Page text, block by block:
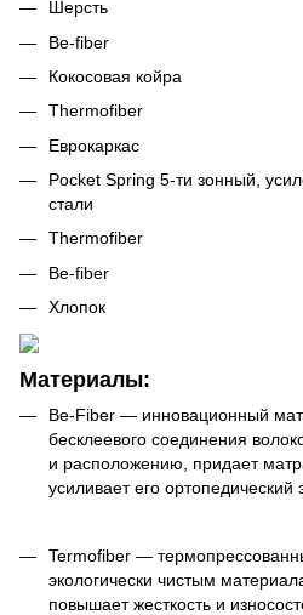
Шерсть
Be-fiber
Кокосовая койра
Thermofiber
Еврокаркас
Pocket Spring 5-ти зонный,
стали
Thermofiber
Be-fiber
Хлопок
Материалы:
Be-Fiber — инновационный
бесклеевого соединения
и расположению, придает
усиливает его
Termofiber —
экологически чистым
повышает жесткость и